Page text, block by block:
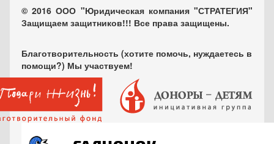
© 2016 ООО "Юридическая компания "СТРАТЕГИЯ"
Защищаем защитников!!! Все права защищены.
Благотворительность (хотите помочь, нуждаетесь в
помощи?) Мы участвуем!